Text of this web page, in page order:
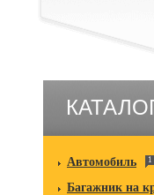
Автомобиль 1
Багажник на